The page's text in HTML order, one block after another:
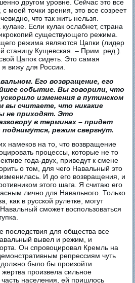
другом уровне. Сейчас это все
моей точки зрения, это все созреет
что так жить нельзя.
Если кулак ослабнет, страна
существующего режима.
режима являются Цапки (лидер
станицу Кущевская. – Прим. ред.).
Цапок сидеть. Это самая
вижу для России.
Его возвращение, его
событие. Вы говорили, что
изменения в путинском
вы считаете, что никакие
не приходят. Это
в терминах – придет
режим свергнут.
намеков на то, что возвращение
процессы, которые не то
года-двух, приведут к смене
о том, для чего Навальный это
И до его возвращения, и
этого шага. Я считаю его
лично для Навального. Только
как в русской рулетке, могут
сможет воспользоваться
последствия для общества все
вывел и режим, и
Он спровоцировал Кремль на
репрессиям чуть
было бы произойти
произвела сильное
населения, ей пришлось